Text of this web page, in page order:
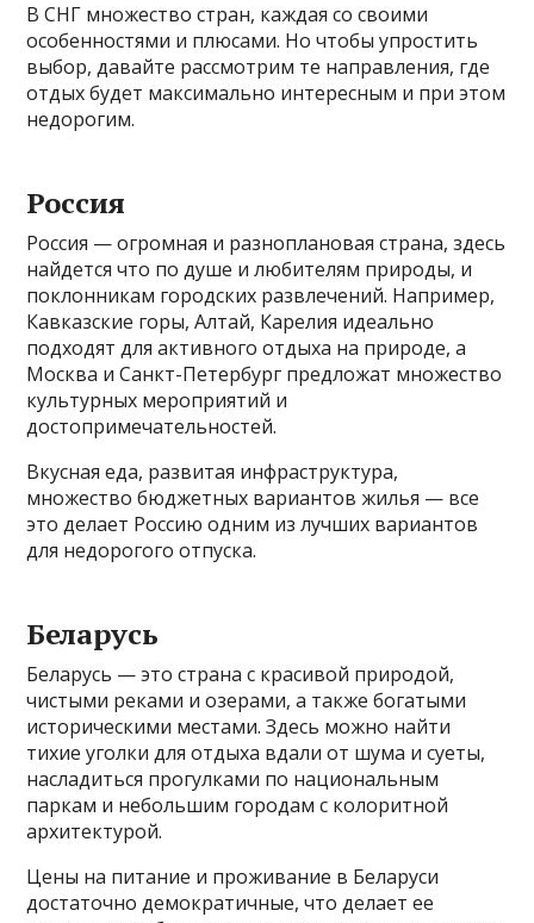
В СНГ множество стран, каждая со своими
особенностями и плюсами. Но чтобы упростить
выбор, давайте рассмотрим те направления, где
отдых будет максимально интересным и при этом
недорогим.
Россия
Россия — огромная и разноплановая страна, здесь
найдется что по душе и любителям природы, и
поклонникам городских развлечений. Например,
Кавказские горы, Алтай, Карелия идеально
подходят для активного отдыха на природе, а
Москва и Санкт-Петербург предложат множество
культурных мероприятий и
достопримечательностей.
Вкусная еда, развитая инфраструктура,
множество бюджетных вариантов жилья — все
это делает Россию одним из лучших вариантов
для недорогого отпуска.
Беларусь
Беларусь — это страна с красивой природой,
чистыми реками и озерами, а также богатыми
историческими местами. Здесь можно найти
тихие уголки для отдыха вдали от шума и суеты,
насладиться прогулками по национальным
паркам и небольшим городам с колоритной
архитектурой.
Цены на питание и проживание в Беларуси
достаточно демократичные, что делает ее